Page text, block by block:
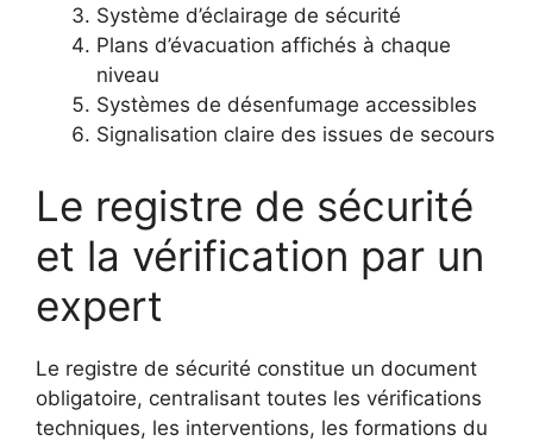
Système d’éclairage de sécurité
Plans d’évacuation affichés à chaque
niveau
Systèmes de désenfumage accessibles
Signalisation claire des issues de secours
Le registre de sécurité
et la vérification par un
expert
Le registre de sécurité constitue un document
obligatoire, centralisant toutes les vérifications
techniques, les interventions, les formations du